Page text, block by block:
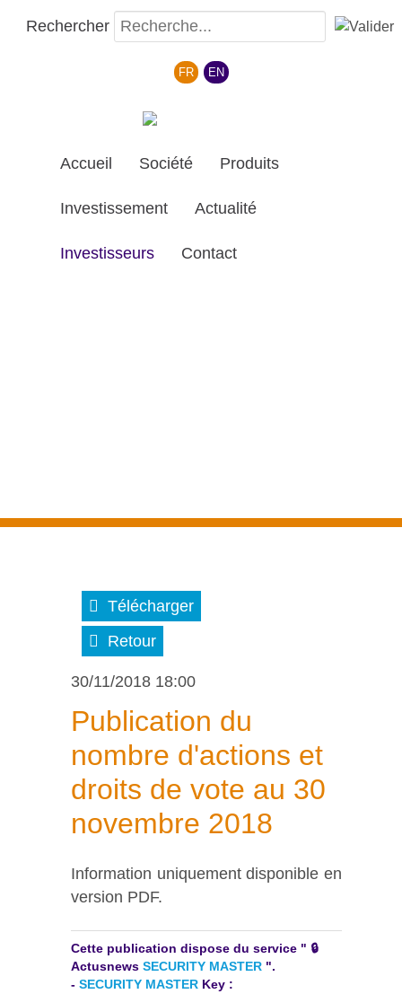
Rechercher
Sélectionnez votre langue
FR EN
Accueil Société Produits
Investissement Actualité
Investisseurs Contact
Télécharger
Retour
30/11/2018 18:00
Publication du
nombre d'actions et
droits de vote au 30
novembre 2018
Information uniquement disponible en
version PDF.
Cette publication dispose du service " 🔒
Actusnews SECURITY MASTER ".
- SECURITY MASTER Key :